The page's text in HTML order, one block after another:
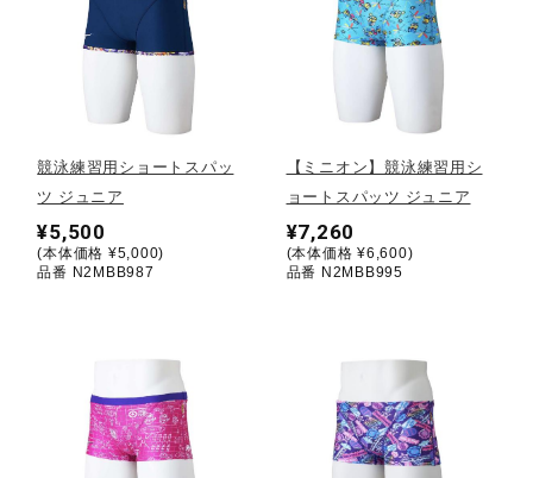
トレーニング
野球
ゴルフ
バレーボール
競泳練習用ショートスパッ
ツ ジュニア
¥5,500
(本体価格 ¥5,000)
品番 N2MBB987
【ミニオン】競泳練習用シ
ョートスパッツ ジュニア
¥7,260
(本体価格 ¥6,600)
品番 N2MBB995